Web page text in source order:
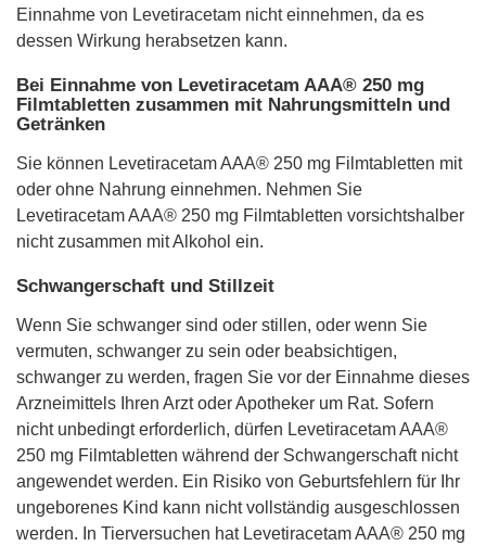
Einnahme von Levetiracetam nicht einnehmen, da es
dessen Wirkung herabsetzen kann.
Bei Einnahme von Levetiracetam AAA® 250 mg
Filmtabletten zusammen mit Nahrungsmitteln und
Getränken
Sie können Levetiracetam AAA® 250 mg Filmtabletten mit
oder ohne Nahrung einnehmen. Nehmen Sie
Levetiracetam AAA® 250 mg Filmtabletten vorsichtshalber
nicht zusammen mit Alkohol ein.
Schwangerschaft und Stillzeit
Wenn Sie schwanger sind oder stillen, oder wenn Sie
vermuten, schwanger zu sein oder beabsichtigen,
schwanger zu werden, fragen Sie vor der Einnahme dieses
Arzneimittels Ihren Arzt oder Apotheker um Rat. Sofern
nicht unbedingt erforderlich, dürfen Levetiracetam AAA®
250 mg Filmtabletten während der Schwangerschaft nicht
angewendet werden. Ein Risiko von Geburtsfehlern für Ihr
ungeborenes Kind kann nicht vollständig ausgeschlossen
werden. In Tierversuchen hat Levetiracetam AAA® 250 mg